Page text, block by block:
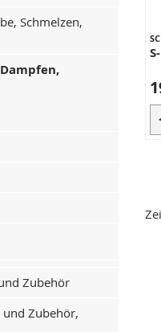
Schmelzen,
Zubehör
Zubehör,